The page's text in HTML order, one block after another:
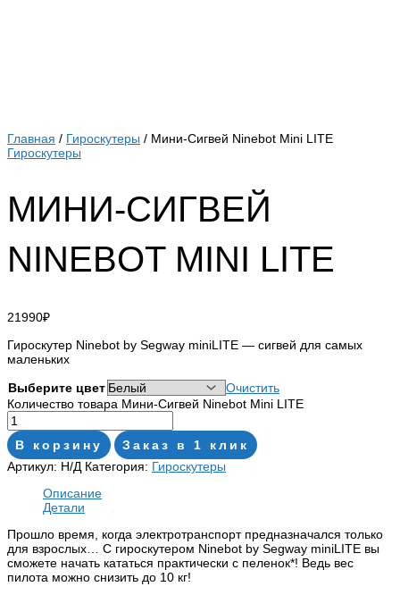
Главная / Гироскутеры / Мини-Сигвей Ninebot Mini LITE
Гироскутеры
МИНИ-СИГВЕЙ
NINEBOT MINI LITE
21990₽
Гироскутер Ninebot by Segway miniLITE — cигвей для самых
маленьких
Выберите цвет
Очистить
Количество товара Мини-Сигвей Ninebot Mini LITE
В корзину
Заказ в 1 клик
Артикул: Н/Д Категория: Гироскутеры
Описание
Детали
Прошло время, когда электротранспорт предназначался только
для взрослых… С гироскутером Ninebot by Segway miniLITE вы
сможете начать кататься практически с пеленок*! Ведь вес
пилота можно снизить до 10 кг!